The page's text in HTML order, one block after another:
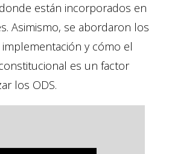
están incorporados en
Asimismo, se abordaron los
y cómo el
es un factor
los ODS.